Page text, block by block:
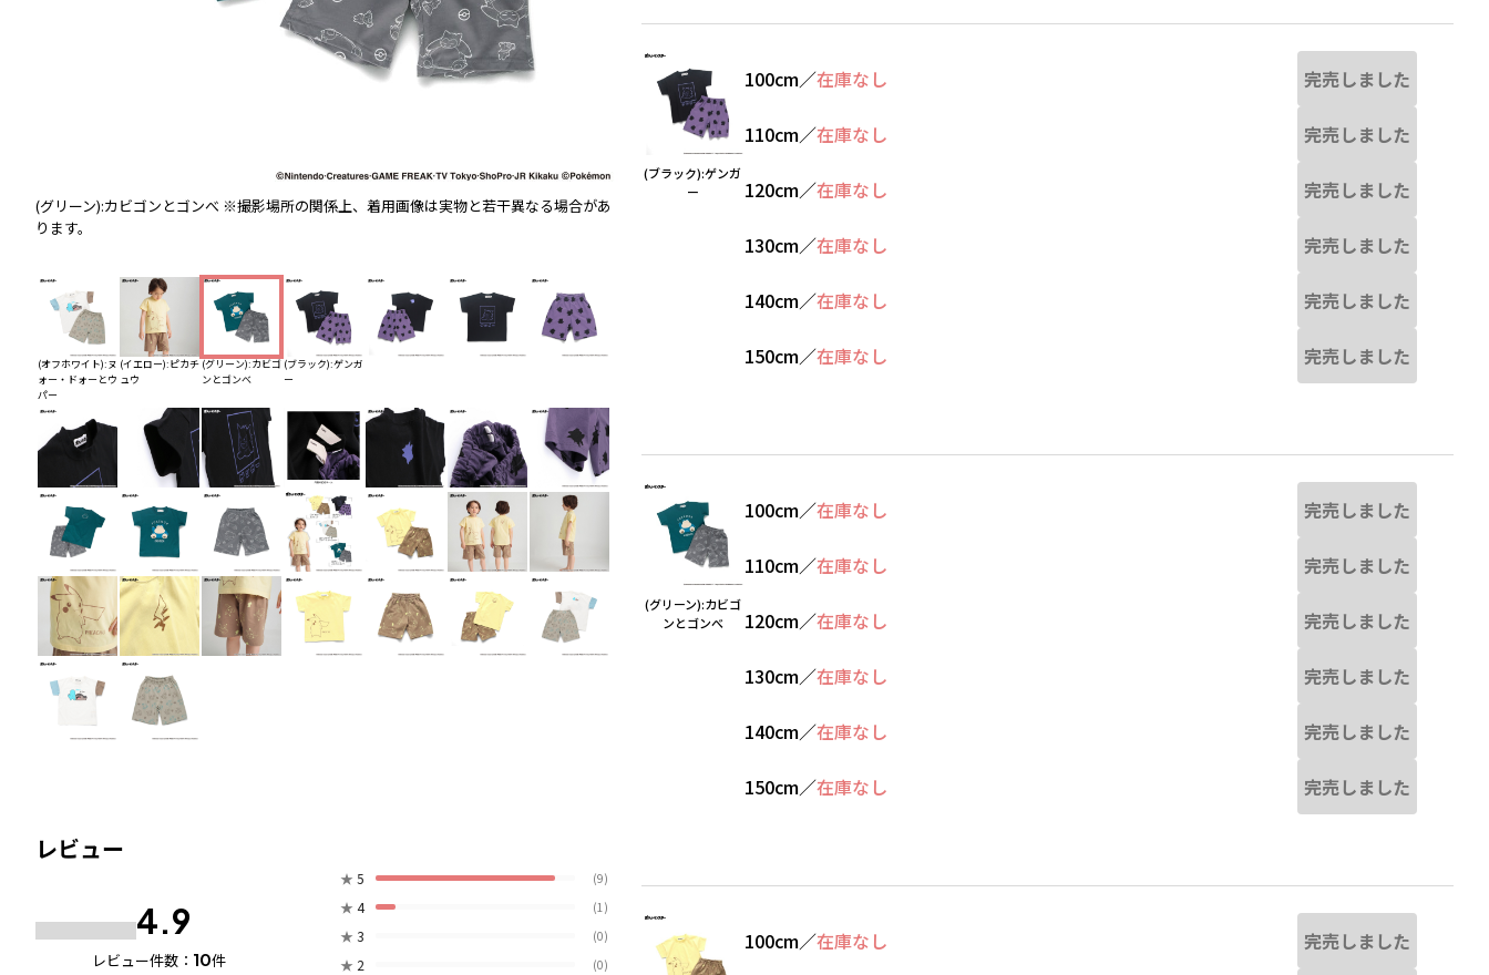
(グリーン):カビゴンとゴンべ ※撮影場所の関係上、着用画像は実物と若干異なる場合があ
ります。
※撮影場所の関係上、着用画像は実物と若干異なる場合があります。 (ブラック):ゲンガー
(オフホワイト):ヌ
ォー・ドォーとウ
パー
(イエロー):ピカチ
ュウ
(グリーン):カビゴ
ンとゴンべ
(ブラック):ゲンガ
ー
レビュー
4.9
レビュー件数： 10件
★ 5 (9)
★ 4 (1)
★ 3 (0)
★ 2 (0)
(ブラック):ゲンガ
ー
100cm／在庫なし 完売しました
110cm／在庫なし 完売しました
120cm／在庫なし 完売しました
130cm／在庫なし 完売しました
140cm／在庫なし 完売しました
150cm／在庫なし 完売しました
(グリーン):カビゴ
ンとゴンべ
100cm／在庫なし 完売しました
110cm／在庫なし 完売しました
120cm／在庫なし 完売しました
130cm／在庫なし 完売しました
140cm／在庫なし 完売しました
150cm／在庫なし 完売しました
100cm／在庫なし 完売しました